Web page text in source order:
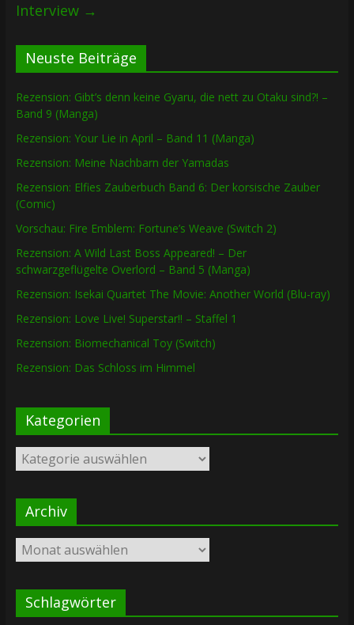
Interview →
Neuste Beiträge
Rezension: Gibt’s denn keine Gyaru, die nett zu Otaku sind?! –
Band 9 (Manga)
Rezension: Your Lie in April – Band 11 (Manga)
Rezension: Meine Nachbarn der Yamadas
Rezension: Elfies Zauberbuch Band 6: Der korsische Zauber
(Comic)
Vorschau: Fire Emblem: Fortune’s Weave (Switch 2)
Rezension: A Wild Last Boss Appeared! – Der
schwarzgeflügelte Overlord – Band 5 (Manga)
Rezension: Isekai Quartet The Movie: Another World (Blu-ray)
Rezension: Love Live! Superstar!! – Staffel 1
Rezension: Biomechanical Toy (Switch)
Rezension: Das Schloss im Himmel
Kategorien
Kategorien
Archiv
Archiv
Schlagwörter